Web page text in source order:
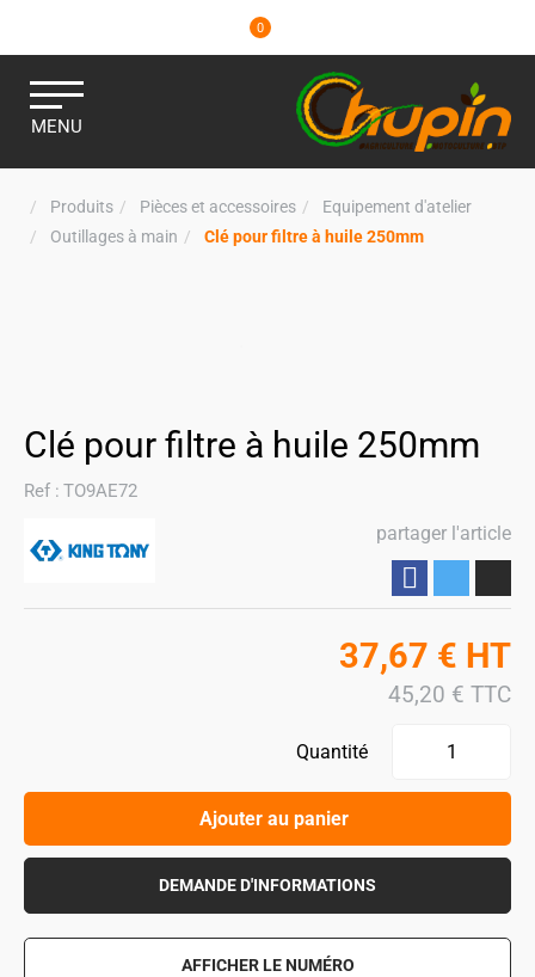
0
MENU
Produits Pièces et accessoires
Equipement d'atelier
Outillages à main
Clé pour filtre à huile 250mm
Clé pour filtre à huile 250mm
Ref : TO9AE72
partager l'article
37,67 € HT
45,20 € TTC
Quantité
Ajouter au panier
DEMANDE D'INFORMATIONS
AFFICHER LE NUMÉRO